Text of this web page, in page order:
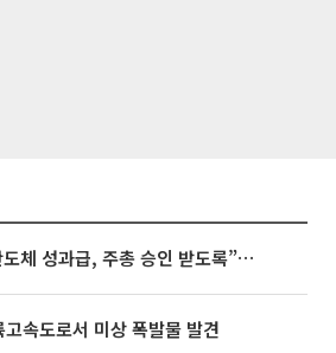
김정관 장관 “반도체 성과급, 주총 승인 받도록”…상법·자본시장법 개정 시사
고속도로서 미상 폭발물 발견